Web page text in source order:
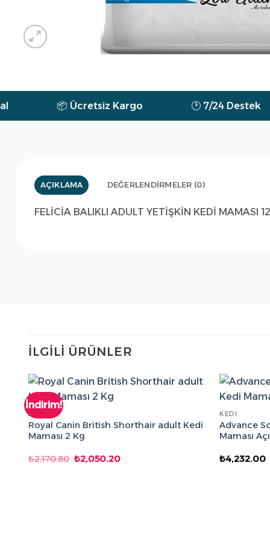
Ücretsiz Kargo 🕐 7/24 Destek 💰
AÇIKLAMA DEĞERLENDIRMELER (0)
FELİCİA BALIKLI ADULT YETİŞKİN KEDİ MAMASI
İLGILI ÜRÜNLER
İndirim!
KEDI
Royal Canin British Shorthair adult Kedi
Maması 2 Kg
₺2,170.80 Orijinal
fiyat:
₺2,050.20Şu
KEDI
Advance
Maması
₺4,232.00